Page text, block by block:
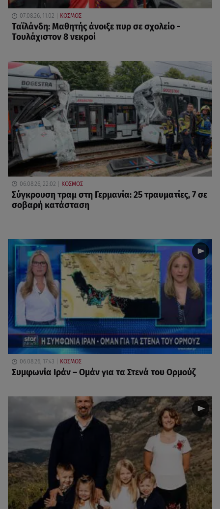
07.08.26, 11:02 ΚΟΣΜΟΣ
Ταϊλάνδη: Μαθητής άνοιξε πυρ σε σχολείο -
Τουλάχιστον 8 νεκροί
06.08.26, 22:02 ΚΟΣΜΟΣ
Σύγκρουση τραμ στη Γερμανία: 25 τραυματίες, 7 σε
σοβαρή κατάσταση
06.08.26, 17:43 ΚΟΣΜΟΣ
Συμφωνία Ιράν – Ομάν για τα Στενά του Ορμούζ